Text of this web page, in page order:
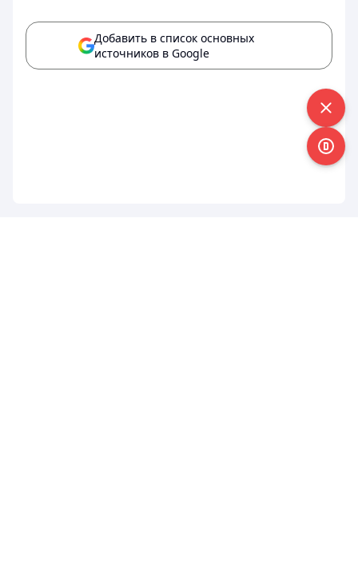
Добавить в список основных
источников в Google